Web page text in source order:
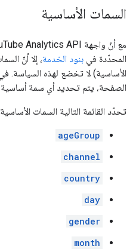
السمات الأساسية
مع أنّ واجهة YouTube Analytics API تخضع
المحدّدة في بنود الخدمة، إلا أنّ
الأساسية) لا تخضع لهذه السياسة.
الصفحة، يتم تحديد أي سمة
تحدّد القائمة التالية السمات
ageGroup
channel
country
day
gender
month